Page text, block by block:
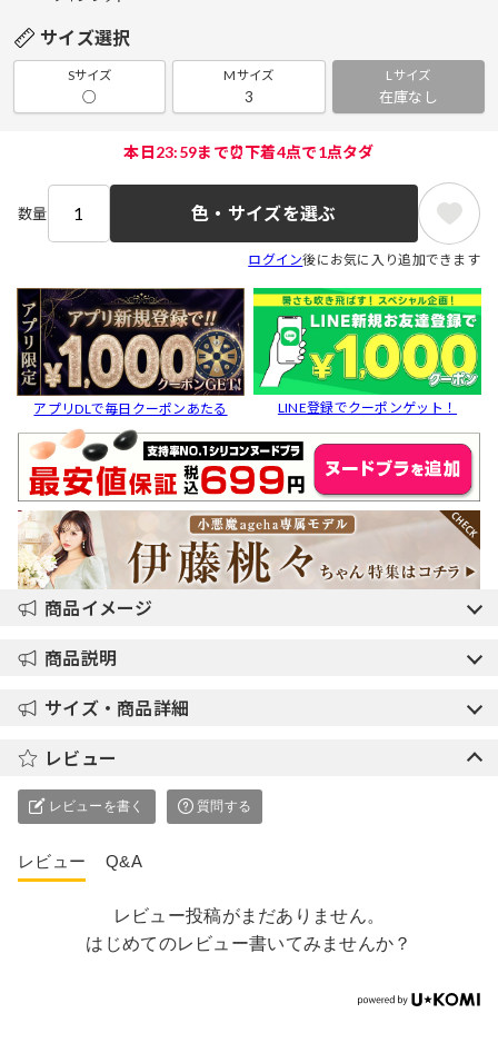
サイズ選択
Sサイズ
○
Mサイズ
3
Lサイズ
在庫なし
本日23:59まで⏰下着4点で1点タダ
数量 色・サイズを選ぶ
ログイン後にお気に入り追加できます
アプリDLで毎日クーポンあたる LINE登録でクーポンゲット！
商品イメージ
商品説明
サイズ・商品詳細
レビュー
レビューを書く 質問する
レビュー Q&A
レビュー投稿がまだありません。
はじめてのレビュー書いてみませんか？